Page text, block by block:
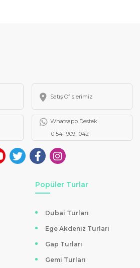
Satış Ofislerimiz
Whatsapp Destek
0 541 909 1042
Popüler Turlar
Dubai Turları
Ege Akdeniz Turları
Gap Turları
Gemi Turları